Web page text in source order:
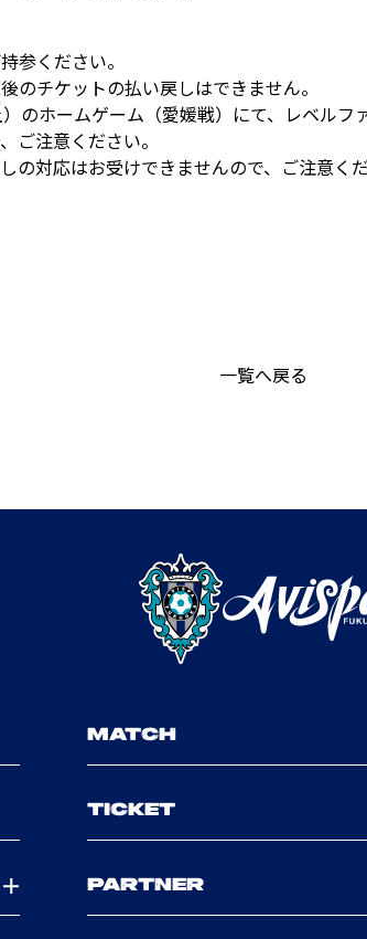
参ください。
のチケットの払い戻しはできません。
のホームゲーム（愛媛戦）にて、レベル
ご注意ください。
の対応はお受けできませんので、ご注意くだ
一覧へ戻る
MATCH
TICKET
PARTNER